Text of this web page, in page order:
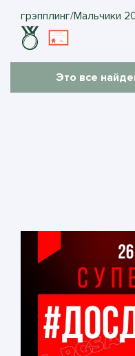
грэпплинг/Мальчики
Это все